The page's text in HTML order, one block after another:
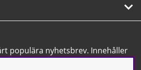
populära nyhetsbrev. Innehåller
allra bästa erbjudanden.